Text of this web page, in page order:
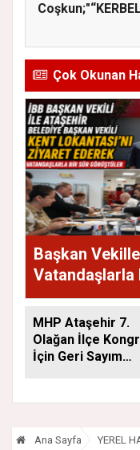
HA...
Çok Okunan
Başkan
Vatandaşlarla
MHP Ataşehir 7.
Olağan İlçe
İçin Geri Sayım
Ana Sayfa YEREL